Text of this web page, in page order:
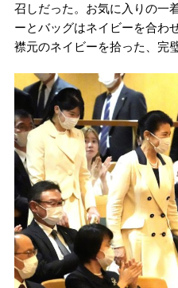
召しだった。お気に入りの一
ーとバッグはネイビーを合わ
襟元のネイビーを拾った、完